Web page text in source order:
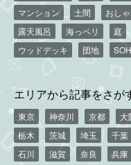
マンション
土間 おし
露天風呂
海っペリ 庭
ウッドデッキ
団地
エリアから記事をさが
東京 神奈川 京都 大
栃木
茨城 埼玉 千葉
石川
滋賀 奈良 兵庫